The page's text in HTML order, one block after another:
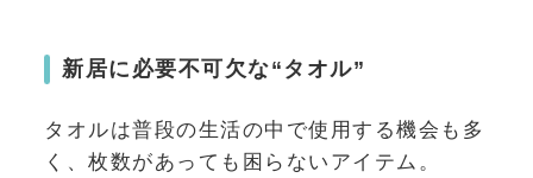
新居に必要不可欠な“タオル”
タオルは普段の生活の中で使用する機会も多
く、枚数があっても困らないアイテム。